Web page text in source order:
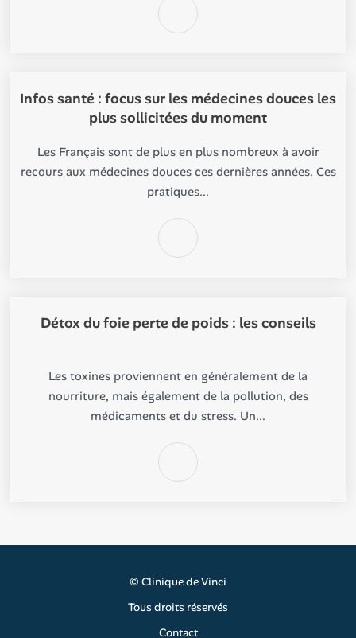
Infos santé : focus sur les médecines douces les
plus sollicitées du moment
Les Français sont de plus en plus nombreux à avoir
recours aux médecines douces ces dernières années. Ces
pratiques...
Détox du foie perte de poids : les conseils
Les toxines proviennent en généralement de la
nourriture, mais également de la pollution, des
médicaments et du stress. Un...
© Clinique de Vinci
Tous droits réservés
Contact